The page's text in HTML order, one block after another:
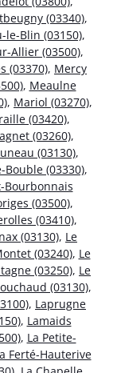
(03340),
le-Blin (03150),
Allier (03500),
(03370), Mercy
, Meaulne
, Mariol (03270),
(03420),
(03260),
(03130),
Bouble (03330),
Bourbonnais
(03500),
(03410),
(03130), Le
(03240), Le
(03250), Le
(03130),
, Laprugne
, Lamaids
, La Petite-
Ferté-Hauterive